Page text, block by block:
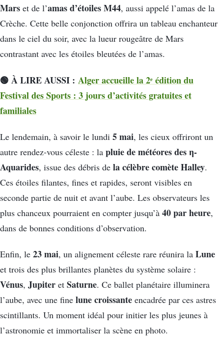
Mars et de l’amas d’étoiles M44, aussi appelé l’amas de la
Crèche. Cette belle conjonction offrira un tableau enchanteur
dans le ciel du soir, avec la lueur rougeâtre de Mars
contrastant avec les étoiles bleutées de l’amas.
🟢 À LIRE AUSSI : Alger accueille la 2ᵉ édition du
Festival des Sports : 3 jours d’activités gratuites et
familiales
Le lendemain, à savoir le lundi 5 mai, les cieux offriront un
autre rendez-vous céleste : la pluie de météores des η-
Aquarides, issue des débris de la célèbre comète Halley.
Ces étoiles filantes, fines et rapides, seront visibles en
seconde partie de nuit et avant l’aube. Les observateurs les
plus chanceux pourraient en compter jusqu’à 40 par heure,
dans de bonnes conditions d’observation.
Enfin, le 23 mai, un alignement céleste rare réunira la Lune
et trois des plus brillantes planètes du système solaire :
Vénus, Jupiter et Saturne. Ce ballet planétaire illuminera
l’aube, avec une fine lune croissante encadrée par ces astres
scintillants. Un moment idéal pour initier les plus jeunes à
l’astronomie et immortaliser la scène en photo.